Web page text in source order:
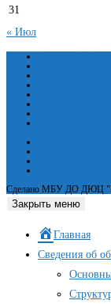
31
« Июл
Сделано МБУ ДО ДЮЦ
Закрыть меню
Главная
Сведения об